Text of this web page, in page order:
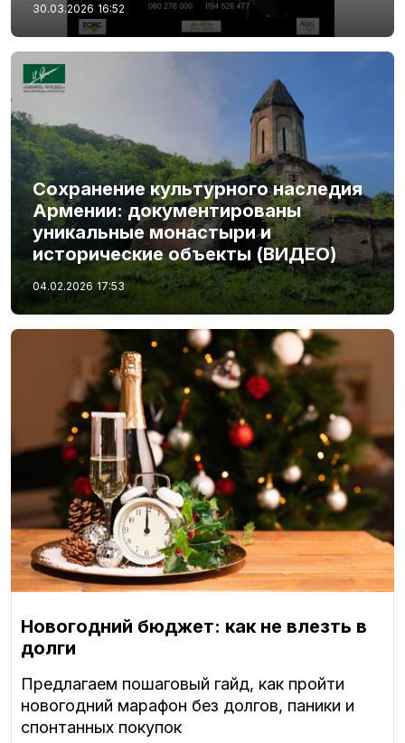
30.03.2026 16:52
Сохранение культурного наследия
Армении: документированы
уникальные монастыри и
исторические объекты (ВИДЕО)
04.02.2026 17:53
Новогодний бюджет: как не влезть в
долги
Предлагаем пошаговый гайд, как пройти
новогодний марафон без долгов, паники и
спонтанных покупок